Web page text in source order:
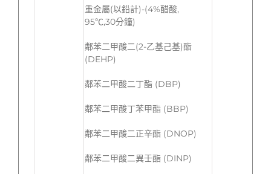
重金屬(以鉛計)-(4%醋酸,
95℃,30分鐘)
鄰苯二甲酸二(2-乙基己基)酯
(DEHP)
鄰苯二甲酸二丁酯 (DBP)
鄰苯二甲酸丁苯甲酯 (BBP)
鄰苯二甲酸二正辛酯 (DNOP)
鄰苯二甲酸二異壬酯 (DINP)